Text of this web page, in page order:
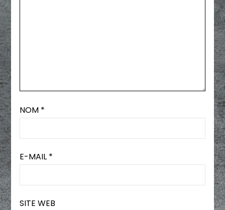
NOM *
E-MAIL *
SITE WEB